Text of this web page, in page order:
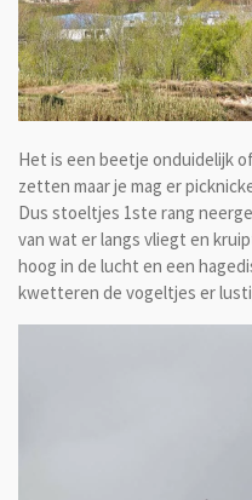
Het is een beetje onduidelijk
zetten maar je mag er
Dus stoeltjes 1ste rang
van wat er langs vliegt en
hoog in de lucht en een
kwetteren de vogeltjes er